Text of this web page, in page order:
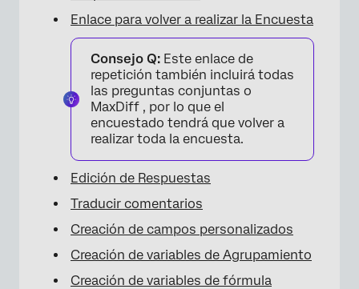
Enlace para volver a realizar la Encuesta
Consejo Q: Este enlace de
repetición también incluirá todas
las preguntas conjuntas o
MaxDiff , por lo que el
encuestado tendrá que volver a
realizar toda la encuesta.
Edición de Respuestas
Traducir comentarios
Creación de campos personalizados
Creación de variables de Agrupamiento
Creación de variables de fórmula